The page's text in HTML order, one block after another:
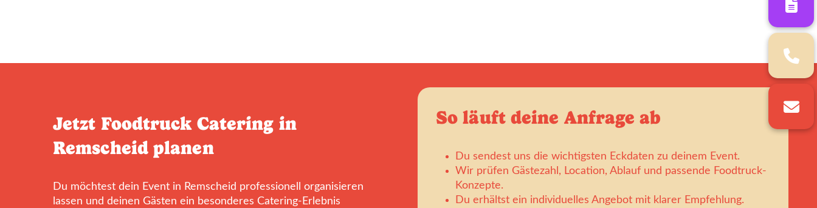
Jetzt Foodtruck Catering in
Remscheid planen
Du möchtest dein Event in Remscheid professionell organisieren
lassen und deinen Gästen ein besonderes Catering-Erlebnis
So läuft deine Anfrage ab
Du sendest uns die wichtigsten Eckdaten zu deinem Event.
Wir prüfen Gästezahl, Location, Ablauf und passende Foodtruck-
Konzepte.
Du erhältst ein individuelles Angebot mit klarer Empfehlung.